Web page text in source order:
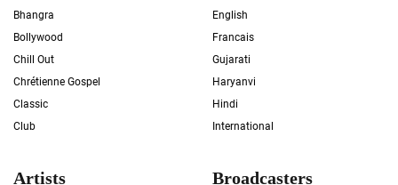
Bhangra
Bollywood
Chill Out
Chrétienne Gospel
Classic
Club
English
Francais
Gujarati
Haryanvi
Hindi
International
Artists Broadcasters